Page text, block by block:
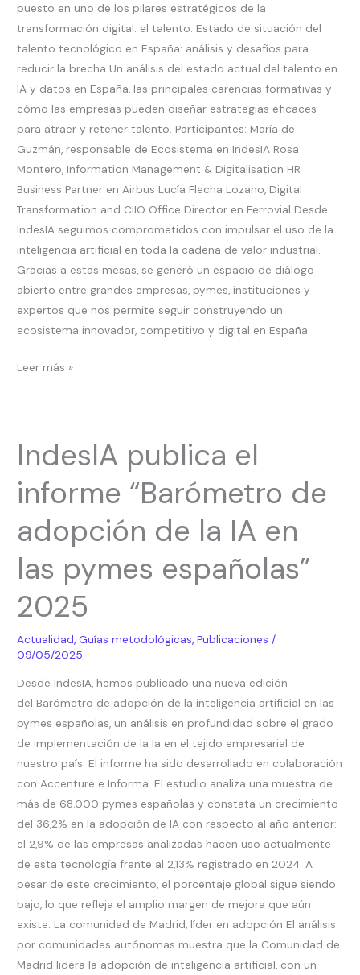
puesto en uno de los pilares estratégicos de la
transformación digital: el talento. Estado de situación del
talento tecnológico en España: análisis y desafíos para
reducir la brecha Un análisis del estado actual del talento en
IA y datos en España, las principales carencias formativas y
cómo las empresas pueden diseñar estrategias eficaces
para atraer y retener talento. Participantes: María de
Guzmán, responsable de Ecosistema en IndesIA Rosa
Montero, Information Management & Digitalisation HR
Business Partner en Airbus Lucía Flecha Lozano, Digital
Transformation and CIIO Office Director en Ferrovial Desde
IndesIA seguimos comprometidos con impulsar el uso de la
inteligencia artificial en toda la cadena de valor industrial.
Gracias a estas mesas, se generó un espacio de diálogo
abierto entre grandes empresas, pymes, instituciones y
expertos que nos permite seguir construyendo un
ecosistema innovador, competitivo y digital en España.
Leer más »
IndesIA publica el
informe “Barómetro de
adopción de la IA en
las pymes españolas”
2025
Actualidad,Guías metodológicas,Publicaciones /
09/05/2025
Desde IndesIA, hemos publicado una nueva edición
del Barómetro de adopción de la inteligencia artificial en las
pymes españolas, un análisis en profundidad sobre el grado
de implementación de la Ia en el tejido empresarial de
nuestro país. El informe ha sido desarrollado en colaboración
con Accenture e Informa. El estudio analiza una muestra de
más de 68.000 pymes españolas y constata un crecimiento
del 36,2% en la adopción de IA con respecto al año anterior:
el 2,9% de las empresas analizadas hacen uso actualmente
de esta tecnología frente al 2,13% registrado en 2024. A
pesar de este crecimiento, el porcentaje global sigue siendo
bajo, lo que refleja el amplio margen de mejora que aún
existe. La comunidad de Madrid, líder en adopción El análisis
por comunidades autónomas muestra que la Comunidad de
Madrid lidera la adopción de inteligencia artificial, con un
publica
el
informe
de
de
IA
las
españolas”
2025